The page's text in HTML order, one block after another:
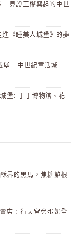
: 見證王權興起的中世
《睡美人城堡》的夢
堡 : 中世紀童話城
堡: 丁丁博物館、花
界的黑馬，焦糖餡根
店 : 行天宮旁蛋奶全